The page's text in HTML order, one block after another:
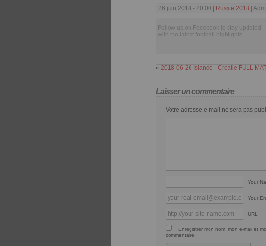
26 juin 2018 - 20:00 | Russie 2018 |
Follow us on Facebook to stay updated
with the latest football highlights.
« 2018-06-26 Islande - Croatie FULL
Laisser un commentaire
Votre adresse e-mail ne sera pas
Your
Your
URL
Enregistrer mon nom, mon e-mail et
commentaire.